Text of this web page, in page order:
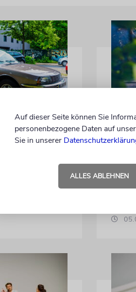
Hermlin
sie, statt sie
Ein
Auf dieser Seite können Sie
personenbezogene Daten auf
Sie in unserer
ALLES ABLEHNEN